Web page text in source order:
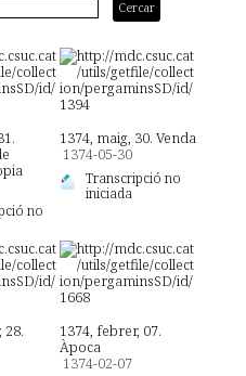
no
1374, maig, 30. Venda
1374-05-30
Transcripció no
iniciada
28.
1374, febrer, 07.
Àpoca
1374-02-07